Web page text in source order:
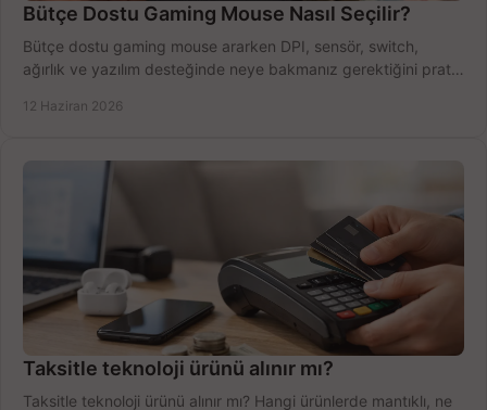
Bütçe Dostu Gaming Mouse Nasıl Seçilir?
Bütçe dostu gaming mouse ararken DPI, sensör, switch,
ağırlık ve yazılım desteğinde neye bakmanız gerektiğini pratik
12 Haziran 2026
Taksitle teknoloji ürünü alınır mı?
Taksitle teknoloji ürünü alınır mı? Hangi ürünlerde mantıklı, ne